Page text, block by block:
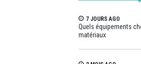
7 JOURS AGO
Quels équipements
matériaux